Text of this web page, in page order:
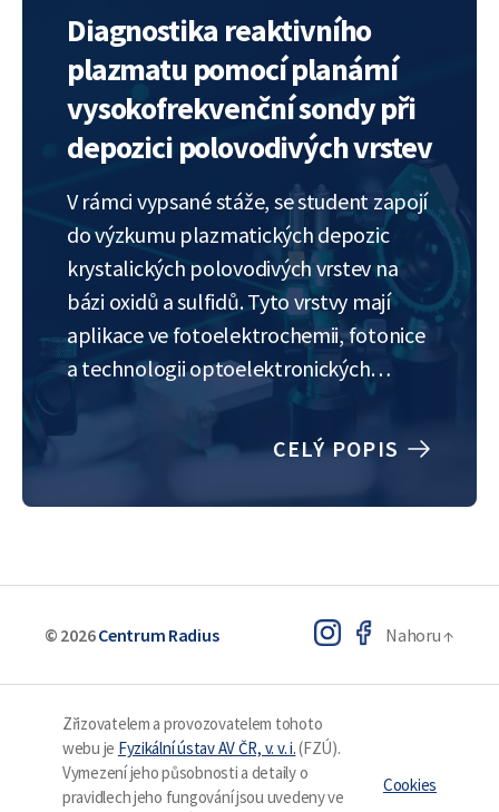
Diagnostika reaktivního
plazmatu pomocí planární
vysokofrekvenční sondy při
depozici polovodivých vrstev
V rámci vypsané stáže, se student zapojí
do výzkumu plazmatických depozic
krystalických polovodivých vrstev na
bázi oxidů a sulfidů. Tyto vrstvy mají
aplikace ve fotoelektrochemii, fotonice
a technologii optoelektronických
senzorů. Pro depozice polovodivých
vrstev je použita metoda reaktivního
pulzního magnetronového naprašování
s přídavným vysokofrekvenčním
CELÝ POPIS
© 2026Centrum Radius Nahoru↑
Zřizovatelem a provozovatelem tohoto
webu je Fyzikální ústav AV ČR, v. v. i.(FZÚ).
Vymezení jeho působnosti a detaily o
pravidlech jeho fungování jsou uvedeny ve
Cookies